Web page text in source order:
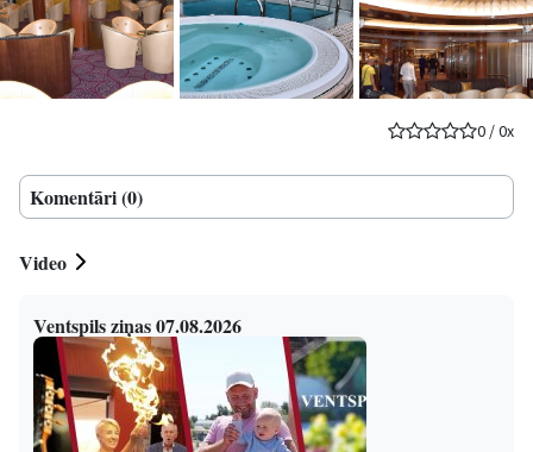
0/0x
Komentāri (0)
Video
Ventspils ziņas 07.08.2026